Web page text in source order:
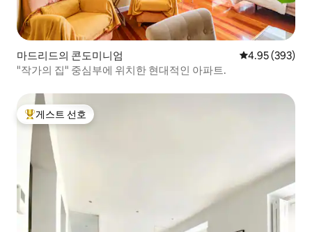
마드리드의 콘도미니엄 평점 4.95점(5
4.95 (393)
"작가의 집" 중심부에 위치한 현대적인 아파트.
상위 게스트 선호
게스트 선호